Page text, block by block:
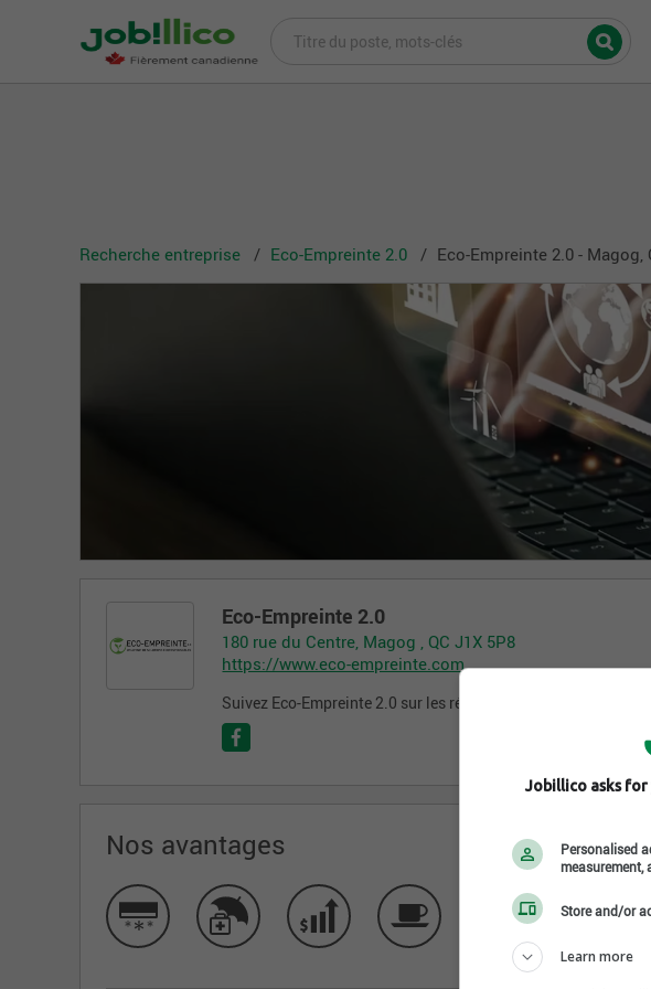
Recherche entreprise Eco-Empreinte 2.0 Eco-Empreinte 2.0 - Magog,
Eco-Empreinte 2.0
180 rue du Centre, Magog , QC J1X 5P8
https://www.eco-empreinte.com
Suivez Eco-Empreinte 2.0 sur les réseaux sociaux
Nos avantages
Jobillico asks for
Personalised
measurement,
Store and/or
Learn more